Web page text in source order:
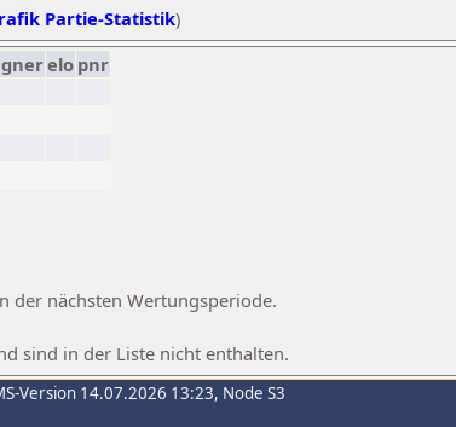
Partie-Statistik)
elo pnr
der nächsten Wertungsperiode.
sind in der Liste nicht enthalten.
Version 14.07.2026 13:23, Node S3